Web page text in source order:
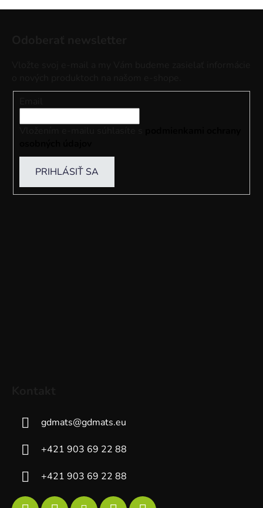
PRIHLÁSIŤ SA
gdmats@gdmats.eu
+421 903 69 22 88
+421 903 69 22 88